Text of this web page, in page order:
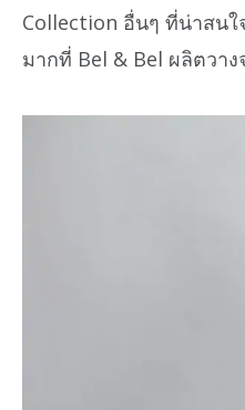
Collection อื่นๆ ที่น่าสนใ
มากที่ Bel & Bel ผลิตวา